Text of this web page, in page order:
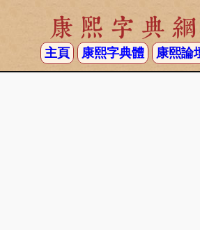
康熙字典
主頁 康熙字典體 康熙論